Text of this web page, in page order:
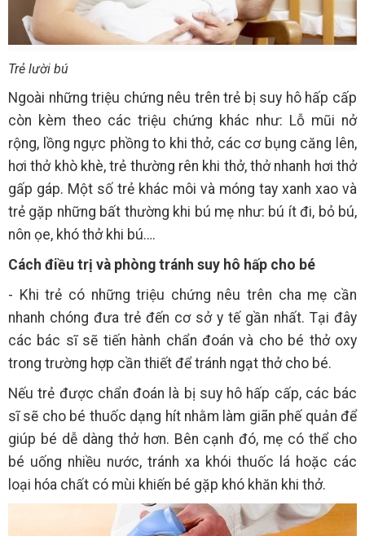
Trẻ lười bú
Ngoài những triệu chứng nêu trên trẻ bị suy hô hấp cấp
còn kèm theo các triệu chứng khác như: Lỗ mũi nở
rộng, lồng ngực phồng to khi thở, các cơ bụng căng lên,
hơi thở khò khè, trẻ thường rên khi thở, thở nhanh hơi thở
gấp gáp. Một số trẻ khác môi và móng tay xanh xao và
trẻ gặp những bất thường khi bú mẹ như: bú ít đi, bỏ bú,
nôn ọe, khó thở khi bú….
Cách điều trị và phòng tránh suy hô hấp cho bé
- Khi trẻ có những triệu chứng nêu trên cha mẹ cần
nhanh chóng đưa trẻ đến cơ sở y tế gần nhất. Tại đây
các bác sĩ sẽ tiến hành chẩn đoán và cho bé thở oxy
trong trường hợp cần thiết để tránh ngạt thở cho bé.
Nếu trẻ được chẩn đoán là bị suy hô hấp cấp, các bác
sĩ sẽ cho bé thuốc dạng hít nhằm làm giãn phế quản để
giúp bé dễ dàng thở hơn. Bên cạnh đó, mẹ có thể cho
bé uống nhiều nước, tránh xa khói thuốc lá hoặc các
loại hóa chất có mùi khiến bé gặp khó khăn khi thở.